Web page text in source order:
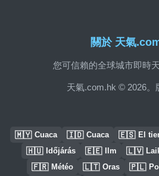
關於 天氣
您可信賴的全球城市即時
天氣.com.hk © 2026。
🇲🇾 Cuaca 🇮🇩 Cuaca 🇪🇸 El
🇭🇺 Időjárás 🇪🇪 Ilm 🇱🇻
🇫🇷 Météo 🇱🇹 Oras 🇵🇱